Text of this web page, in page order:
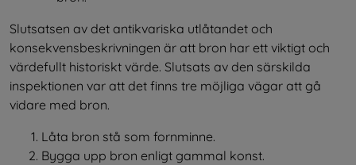
Slutsatsen av det antikvariska utlåtandet och
konsekvensbeskrivningen är att bron har ett viktigt och
värdefullt historiskt värde. Slutsats av den särskilda
inspektionen var att det finns tre möjliga vägar att gå
vidare med bron.
Låta bron stå som fornminne.
Bygga upp bron enligt gammal konst.